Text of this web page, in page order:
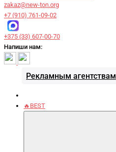
zakaz@new-ton.org
+7 (910) 761-09-02
+375 (33) 607-00-70
Напиши нам:
Рекламным агентствам
🔥BEST